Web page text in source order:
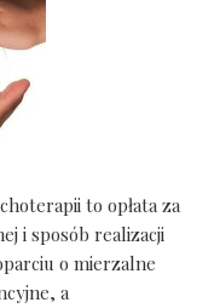
to opłata za
i sposób realizacji
o mierzalne
a